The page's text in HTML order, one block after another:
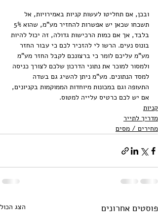
ובכן, אם תחליטו לעשות קניות באמירויות, אל
בלבד, אך אם כמות הרכישות גדולה, זה יכול להיות
בונוס נעים. הרשו לי להזכיר לכם כי עבור החזר
מע"מ עליכם לומר כי ברצונכם לקבל החזר מע"מ
ולמסור למוכר את נתוני הדרכון שלכם לצורך כניסה
למסד הנתונים. מע"מ ניתן להשיג גם בשדה
התעופה וגם במכונות מיוחדות הממוקמות בקניונים,
אם יש לכם כרטיס עלייה למטוס.
קניות
מדריך לתייר
מחירים / מסים
פוסטים אחרונים הצג הכול